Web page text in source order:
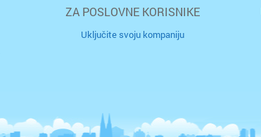
ZA POSLOVNE KORISNIKE
Uključite svoju kompaniju